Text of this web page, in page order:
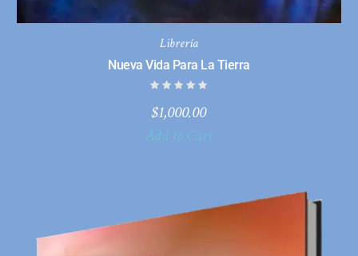
Librería
Nueva Vida Para La Tierra
$1,000.00
Add to Cart